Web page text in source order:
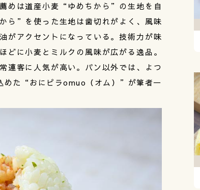
めは道産小麦“ゆめちから”の生地を自
”を使った生地は歯切れがよく、風味
がアクセントになっている。技術力が味
に小麦とミルクの風味が広がる逸品。
客に人気が高い。パン以外では、よつ
めた“おにピラomuo（オム）”が筆者一